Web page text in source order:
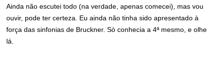
Ainda não escutei todo (na verdade, apenas comecei), mas vou
ouvir, pode ter certeza. Eu ainda não tinha sido apresentado à
força das sinfonias de Bruckner. Sò conhecia a 4ª mesmo, e olhe
lá.